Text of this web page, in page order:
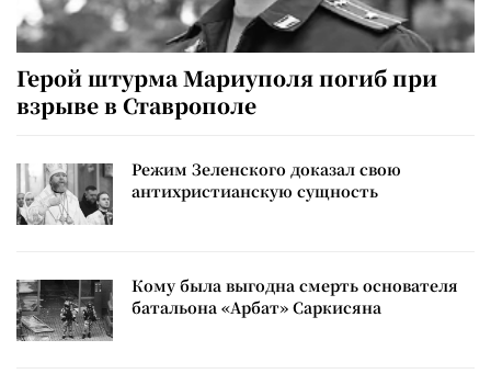
Герой штурма Мариуполя погиб при
взрыве в Ставрополе
Режим Зеленского доказал свою
антихристианскую сущность
Кому была выгодна смерть основателя
батальона «Арбат» Саркисяна